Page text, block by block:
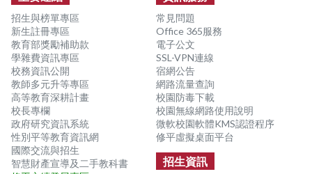
招生與榜單專區
新生註冊專區
教育部獎勵補助款
學雜費資訊專區
校務資訊公開
教師多元升等專區
高等教育深耕計畫
校長專欄
政府研究資訊系統
性別平等教育資訊網
國際交流與招生
智慧財產宣導及二手教科書
常見問題
Office 365服務
電子公文
SSL-VPN連線
宿網公告
網路流量查詢
校園防毒下載
校園無線網路使用說明
微軟校園軟體KMS認證程序
修平虛擬桌面平台
招生資訊